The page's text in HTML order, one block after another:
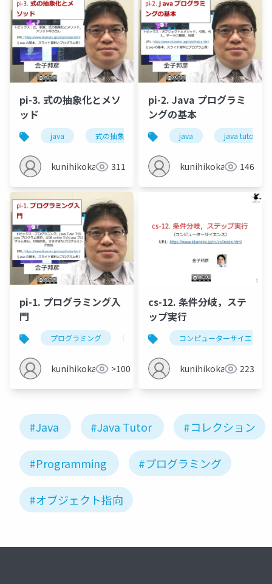
pi-3. 式の抽象化とメソ
ッド
java 式の抽象化 メソッド java tutor
kunihikokaneko311
pi-2. Java プログラミ
ングの基本
java java tutor
kunihikokaneko146
pi-1. プログラミング入
門
プログラミング プログラミング言語 プログラム
kunihikokaneko>100
cs-12. 条件分岐，ステ
ップ実行
コンピューターサイエンス
kunihikokaneko223
#Java #Java Tutor #コレクション
#Programming #プログラミング
#オブジェクト指向